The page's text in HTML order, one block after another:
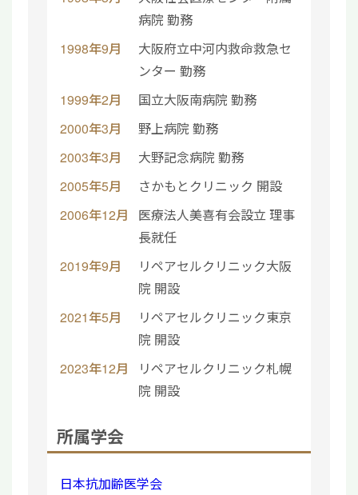
病院 勤務
1998年9月
大阪府立中河内救命救急セ
ンター 勤務
1999年2月
国立大阪南病院 勤務
2000年3月
野上病院 勤務
2003年3月
大野記念病院 勤務
2005年5月
さかもとクリニック 開設
2006年12月
医療法人美喜有会設立 理事
長就任
2019年9月
リペアセルクリニック大阪
院 開設
2021年5月
リペアセルクリニック東京
院 開設
2023年12月
リペアセルクリニック札幌
院 開設
所属学会
日本抗加齢医学会